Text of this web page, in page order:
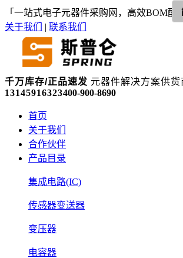
「一站式电子元器件采购网，高效BOM配
关于我们
| 联系我们
千万库存/正品速发 元器件解决方案供货
13145916323400-900-8690
首页
关于我们
合作伙伴
产品目录
集成电路(IC)
传感器变送器
变压器
电容器